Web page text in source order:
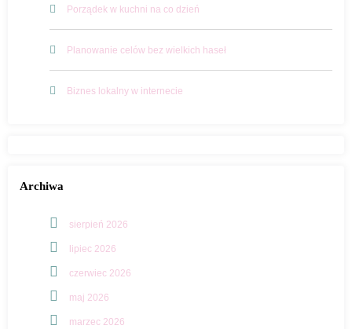
Porządek w kuchni na co dzień
Planowanie celów bez wielkich haseł
Biznes lokalny w internecie
Archiwa
sierpień 2026
lipiec 2026
czerwiec 2026
maj 2026
marzec 2026